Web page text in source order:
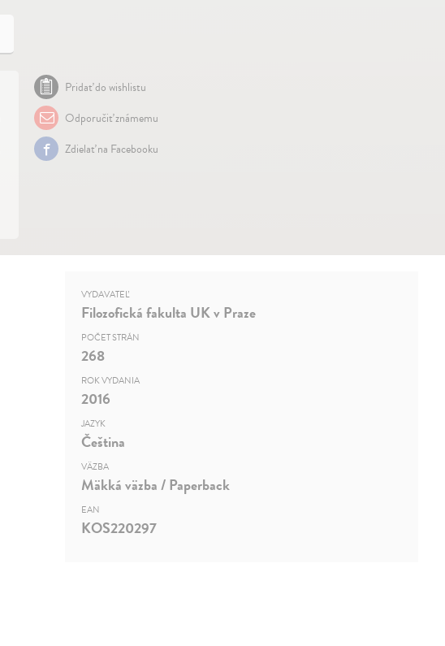
Pridať do wishlistu
Odporučiť známemu
Zdielať na Facebooku
VYDAVATEĽ
Filozofická fakulta UK v Praze
POČET STRÁN
268
ROK VYDANIA
2016
JAZYK
Čeština
VÄZBA
Mäkká väzba / Paperback
EAN
KOS220297